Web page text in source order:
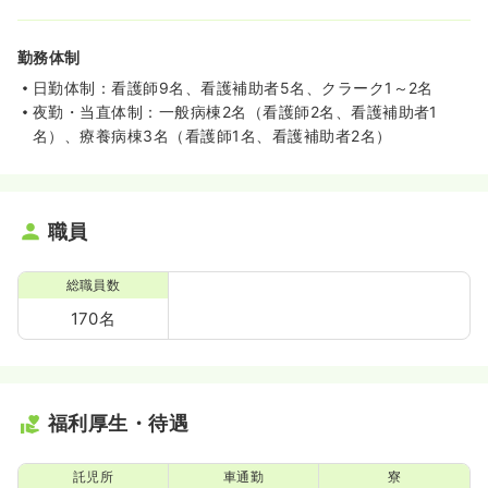
勤務体制
日勤体制：看護師9名、看護補助者5名、クラーク1～2名
夜勤・当直体制：一般病棟2名（看護師2名、看護補助者1
名）、療養病棟3名（看護師1名、看護補助者2名）
職員
総職員数
170名
福利厚生・待遇
託児所 車通勤 寮